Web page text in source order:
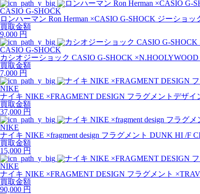
CASIO G-SHOCK
ロンハーマン Ron Herman ×CASIO G-SHOCK ジーショ
買取金額
9,000 円
CASIO G-SHOCK
カシオジーショック CASIO G-SHOCK
買取金額
7,000 円
NIKE
ナイキ NIKE ×FRAGMENT DESIGN フラグメントデザイ
買取金額
37,000 円
NIKE
ナイキ NIKE ×fragment design フラグメント DUNK HI /F
買取金額
15,000 円
NIKE
ナイキ NIKE ×FRAGMENT DESIGN フラグメント
買取金額
90,000 円